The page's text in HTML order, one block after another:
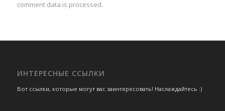
comment data is processed.
ИНТЕРЕСНЫЕ ССЫЛКИ
Вот ссылки, которые могут вас заинтересовать! Наслаждайтесь :)